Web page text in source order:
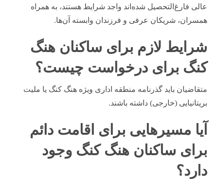
عالی فارغ‌التحصیل شده‌اند واجد شرایط هستند، به همراه
همسران، شریکان عرفی و فرزندان وابسته آن‌ها.
شرایط لازم برای ساکنان هنگ
کنگ برای درخواست چیست؟
متقاضیان باید گذرنامه منطقه اداری ویژه هنگ کنگ یا ملیت
بریتانیایی (خارجی) داشته باشند.
آیا مسیرهایی برای اقامت دائم
برای ساکنان هنگ کنگ وجود
دارد؟